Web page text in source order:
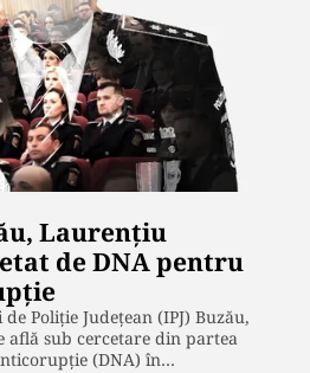
Laurențiu
de DNA pentru
Poliție Județean (IPJ) Buzău,
află sub cercetare din partea
(DNA) în…